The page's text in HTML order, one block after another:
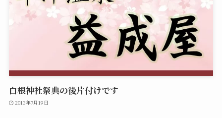
白根神社祭典の後片付けです
2013年7月19日